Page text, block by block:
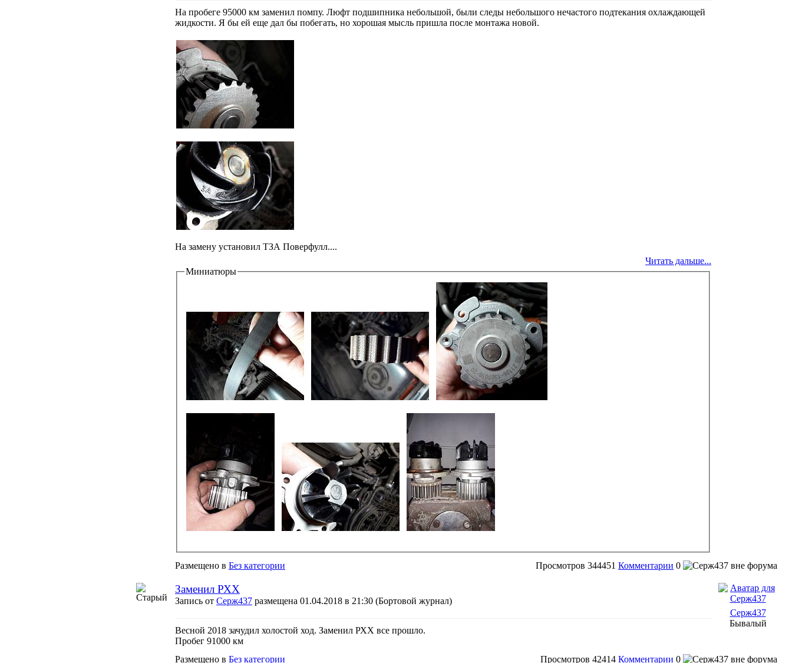
На пробеге 95000 км заменил помпу. Люфт подшипника небольшой, были следы небольшого нечастого подтекания охлаждающей
жидкости. Я бы ей еще дал бы побегать, но хорошая мысль пришла после монтажа новой.
На замену установил ТЗА Поверфулл....
Читать дальше...
Миниатюры
Размещено в Без категории Просмотров 344451 Комментарии 0
Заменил РХХ
Запись от Серж437 размещена 01.04.2018 в 21:30 (Бортовой журнал)
Весной 2018 зачудил холостой ход. Заменил РХХ все прошло.
Пробег 91000 км
Серж437
Бывалый
Размещено в Без категории Просмотров 42414 Комментарии 0